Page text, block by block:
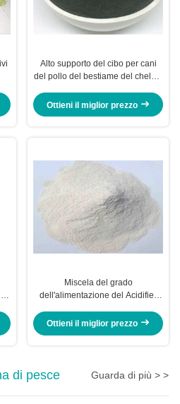
Alto supporto del cibo per cani
del pollo del bestiame del chelato
di immunità
Ottieni il miglior prezzo
Miscela del grado
dell'alimentazione del Acidifier
pollame degli acidi non per
Ottieni il miglior prezzo
di pesce Guarda di più > >